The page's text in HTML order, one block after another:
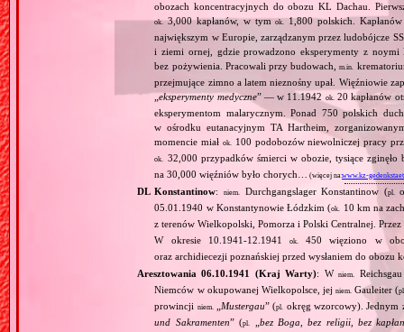
obozach koncentracyjnych do obozu KL Dachau.
ok.3,000 kapłanów, w tymok.1,800 polskich.
największym w Europie, zarządzanym przez ludobójcze
i ziemi ornej, gdzie prowadzono eksperymenty z
bez pożywienia. Pracowali przy budowach,m.in.
przejmujące zimno a latem nieznośny upał. Więźniowie
„eksperymenty medyczne” — w 11.1942 ok. 20 kapłanów
eksperymentom malarycznym. Ponad 750 polskich
w ośrodku eutanacyjnym TA Hartheim,
momencie miałok. 100 podobozów niewolniczej pracy
ok. 32,000 przypadków śmierci w obozie, tysiące
na 30,000 więźniów było chorych…
(więcej na:www.kz-
DL Konstantinow: niem. Durchgangslager Konstantinow (pl.
05.01.1940 w Konstantynowie Łódzkim (ok. 10 km na
z terenów Wielkopolski, Pomorza i Polski Centralnej.
W okresie 10.1941‐12.1941ok.
450 więziono w
oraz archidiecezji poznańskiej przed wysłaniem do obozu
Aresztowania 06.10.1941 (Kraj Warty): Wniem.
Niemców w okupowanej Wielkopolsce, jejniem. Gauleiter (
prowincji niem. Mustergau” (pl. okręg wzorcowy).
und Sakramenten” (pl.
bez Boga, bez religii, bez